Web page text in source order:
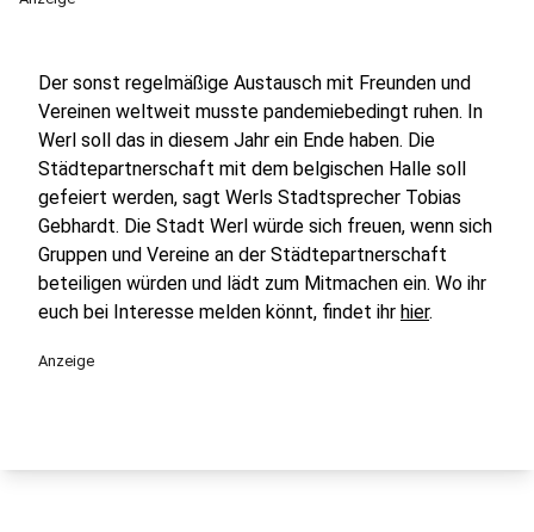
Der sonst regelmäßige Austausch mit Freunden und
Vereinen weltweit musste pandemiebedingt ruhen. In
Werl soll das in diesem Jahr ein Ende haben. Die
Städtepartnerschaft mit dem belgischen Halle soll
gefeiert werden, sagt Werls Stadtsprecher Tobias
Gebhardt. Die Stadt Werl würde sich freuen, wenn sich
Gruppen und Vereine an der Städtepartnerschaft
beteiligen würden und lädt zum Mitmachen ein. Wo ihr
euch bei Interesse melden könnt, findet ihr hier.
Anzeige